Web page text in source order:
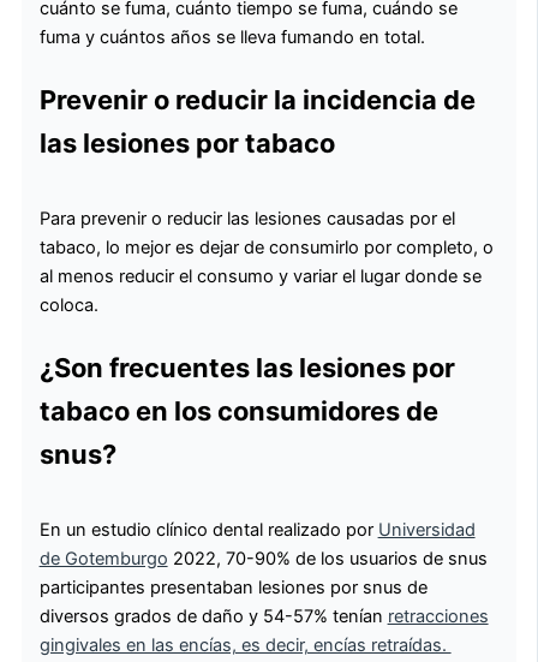
cuánto se fuma, cuánto tiempo se fuma, cuándo se
fuma y cuántos años se lleva fumando en total.
Prevenir o reducir la incidencia de
las lesiones por tabaco
Para prevenir o reducir las lesiones causadas por el
tabaco, lo mejor es dejar de consumirlo por completo, o
al menos reducir el consumo y variar el lugar donde se
coloca.
¿Son frecuentes las lesiones por
tabaco en los consumidores de
snus?
En un estudio clínico dental realizado por Universidad
de Gotemburgo 2022, 70-90% de los usuarios de snus
participantes presentaban lesiones por snus de
diversos grados de daño y 54-57% tenían retracciones
gingivales en las encías, es decir, encías retraídas.